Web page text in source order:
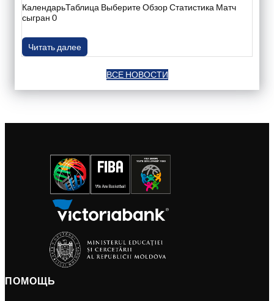
КалендарьТаблица Выберите Обзор Статистика Матч
сыгран 0
Читать далее
ВСЕ НОВОСТИ
ПОМОЩЬ